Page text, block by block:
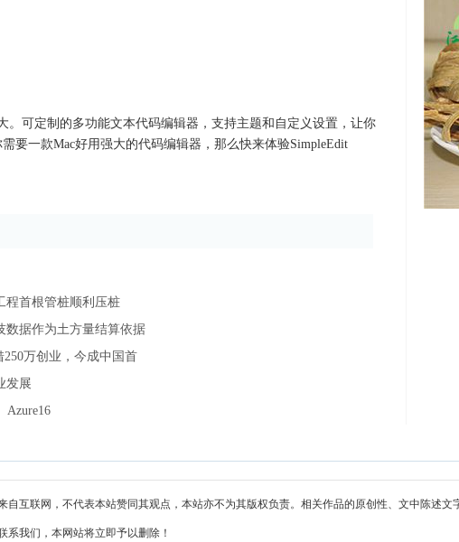
。可定制的多功能文本代码编辑器，支持主题和自定义设置，让你
要一款Mac好用强大的代码编辑器，那么快来体验SimpleEdit
程首根管桩顺利压桩
数据作为土方量结算依据
万创业，今成中国首
发展
Azure16
自互联网，不代表本站赞同其观点，本站亦不为其版权负责。相关作品的原创性、文中陈述
我们，本网站将立即予以删除！